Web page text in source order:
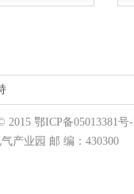
鄂ICP备05013381号
产业园 邮 编：430300